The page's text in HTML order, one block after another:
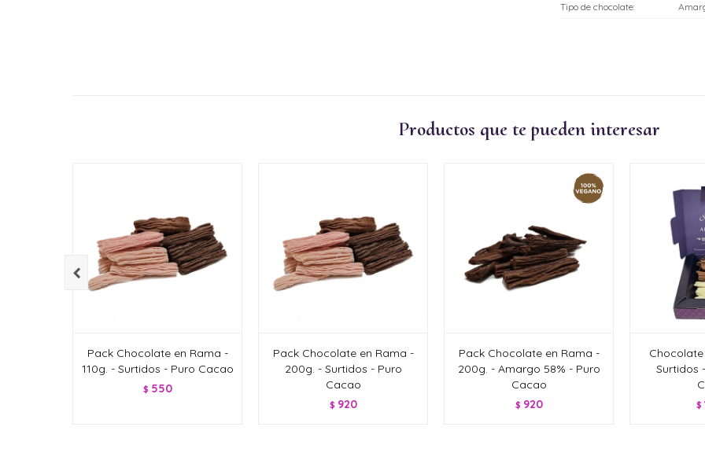
Tipo de chocolate
Productos que te pueden interesar
Pack Chocolate en Rama -
110g. - Surtidos - Puro Cacao
$ 550
Pack Chocolate en Rama -
200g. - Surtidos - Puro
Cacao
$ 920
Pack Chocolate en Rama -
200g. - Amargo 58% - Puro
Cacao
$ 920
Surtidos
$
